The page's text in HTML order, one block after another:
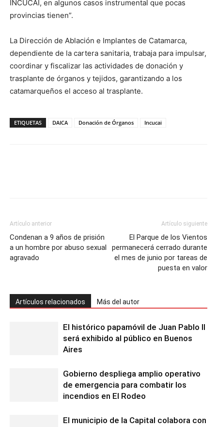
INCUCAI, en algunos casos instrumental que pocas
provincias tienen”.
La Dirección de Ablación e Implantes de Catamarca,
dependiente de la cartera sanitaria, trabaja para impulsar,
coordinar y fiscalizar las actividades de donación y
trasplante de órganos y tejidos, garantizando a los
catamarqueños el acceso al trasplante.
ETIQUETAS DAICA Donación de Órganos Incucai
Artículo anterior
Condenan a 9 años de prisión
a un hombre por abuso sexual
agravado
Artículo siguiente
El Parque de los Vientos
permanecerá cerrado durante
el mes de junio por tareas de
puesta en valor
Artículos relacionados Más del autor
El histórico papamóvil de Juan Pablo II
será exhibido al público en Buenos
Aires
Gobierno despliega amplio operativo
de emergencia para combatir los
incendios en El Rodeo
El municipio de la Capital colabora con